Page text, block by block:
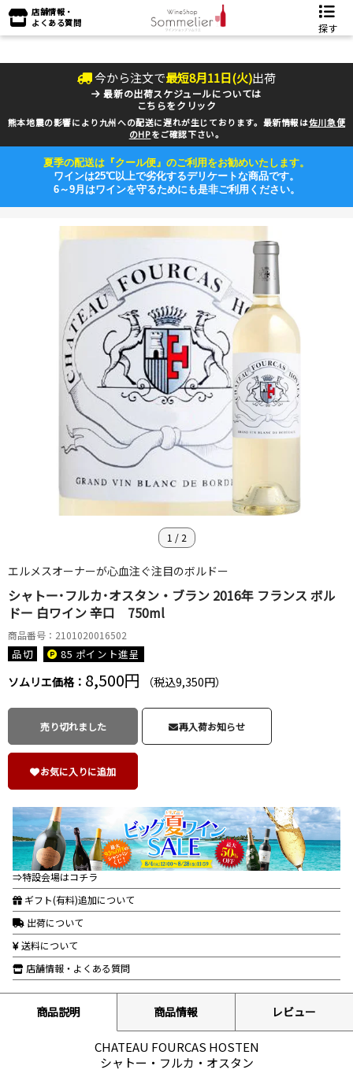
店舗情報・
よくある質問
探す
今から注文で最短8月11日(火)出荷
最新の出荷スケジュールについては
こちらをクリック
熊本地震の影響により九州への配送に遅れが生じております。最新情報は佐川急便
のHPをご確認下さい。
夏季の配送は『クール便』のご利用をお勧めいたします。
ワインは25℃以上で劣化するデリケートな商品です。
6～9月はワインを守るためにも是非ご利用ください。
1 / 2
エルメスオーナーが心血注ぐ注目のボルドー
シャトー･フルカ･オスタン・ブラン 2016年 フランス ボル
ドー 白ワイン 辛口 750ml
商品番号：2101020016502
品切 85 ポイント進呈
ソムリエ価格： 8,500円 （税込9,350円）
売り切れました 再入荷お知らせ
お気に入りに追加
⇒特設会場はコチラ
ギフト(有料)追加について
出荷について
送料について
店舗情報・よくある質問
商品説明 商品情報 レビュー
CHATEAU FOURCAS HOSTEN
シャトー・フルカ・オスタン